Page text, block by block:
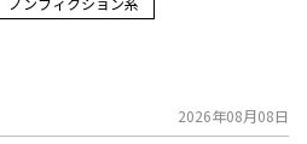
2026年08月08日